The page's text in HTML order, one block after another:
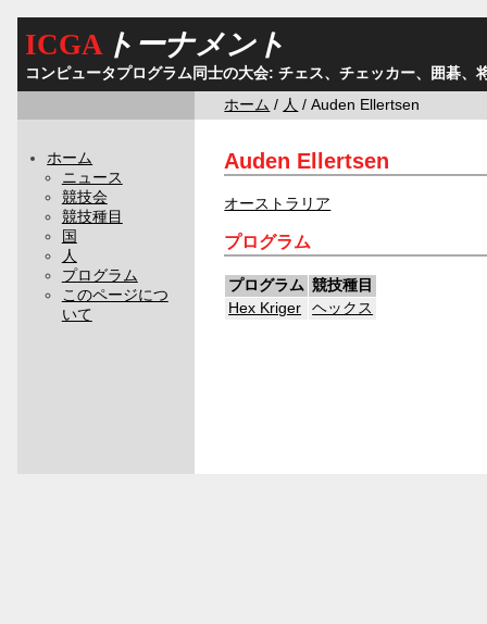
ICGAトーナメント
コンピュータプログラム同士の大会: チェス、チェッカー、囲碁、
ホーム / 人 / Auden Ellertsen
ホーム
ニュース
競技会
競技種目
国
人
プログラム
このページにつ
いて
Auden Ellertsen
オーストラリア
プログラム
プログラム 競技種目
Hex Kriger
ヘックス